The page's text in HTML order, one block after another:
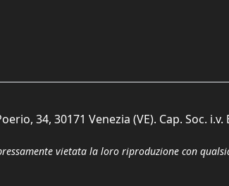
34, 30171 Venezia (VE). Cap. Soc. i.v.
vietata la loro riproduzione con